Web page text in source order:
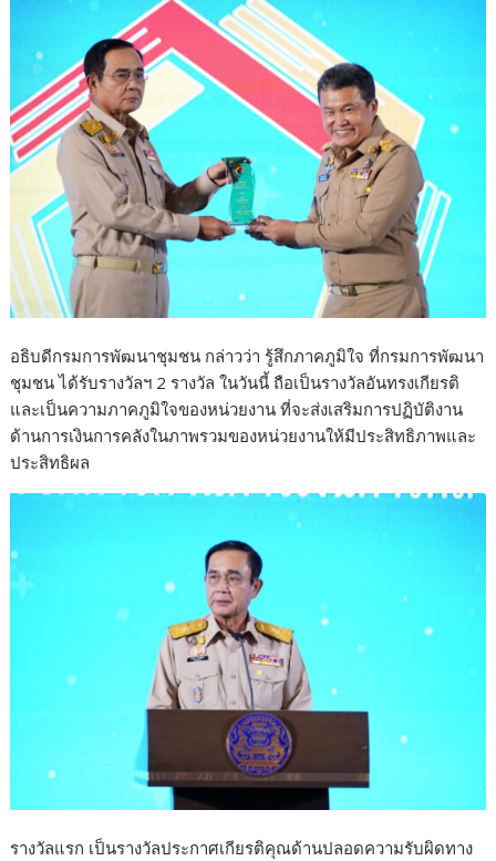
อธิบดีกรมการพัฒนาชุมชน กล่าวว่า รู้สึกภาคภูมิใจ ที่กรมการพัฒนา
ชุมชน ได้รับรางวัลฯ 2 รางวัล ในวันนี้ ถือเป็นรางวัลอันทรงเกียรติ
และเป็นความภาคภูมิใจของหน่วยงาน ที่จะส่งเสริมการปฏิบัติงาน
ด้านการเงินการคลังในภาพรวมของหน่วยงานให้มีประสิทธิภาพและ
ประสิทธิผล
รางวัลแรก เป็นรางวัลประกาศเกียรติคุณด้านปลอดความรับผิดทาง